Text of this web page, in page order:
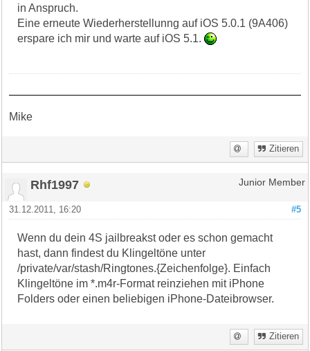
in Anspruch.
Eine erneute Wiederherstellunng auf iOS 5.0.1 (9A406)
erspare ich mir und warte auf iOS 5.1.
Mike
Zitieren
Rhf1997 Junior Member
#5
31.12.2011, 16:20
Wenn du dein 4S jailbreakst oder es schon gemacht
hast, dann findest du Klingeltöne unter
/private/var/stash/Ringtones.{Zeichenfolge}. Einfach
Klingeltöne im *.m4r-Format reinziehen mit iPhone
Folders oder einen beliebigen iPhone-Dateibrowser.
Zitieren